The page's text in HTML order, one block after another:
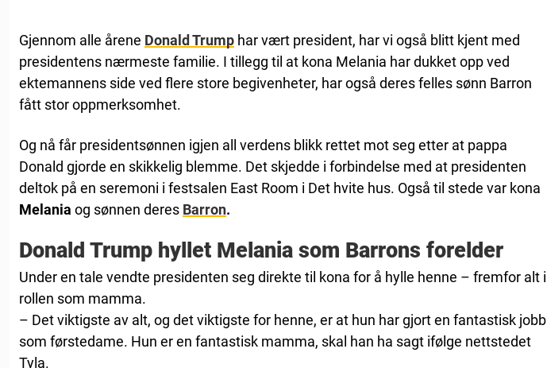
Gjennom alle årene Donald Trump har vært president, har vi også blitt kjent med
presidentens nærmeste familie. I tillegg til at kona Melania har dukket opp ved
ektemannens side ved flere store begivenheter, har også deres felles sønn Barron
fått stor oppmerksomhet.
Og nå får presidentsønnen igjen all verdens blikk rettet mot seg etter at pappa
Donald gjorde en skikkelig blemme. Det skjedde i forbindelse med at presidenten
deltok på en seremoni i festsalen East Room i Det hvite hus. Også til stede var kona
Melania og sønnen deres Barron.
Donald Trump hyllet Melania som Barrons forelder
Under en tale vendte presidenten seg direkte til kona for å hylle henne – fremfor alt i
rollen som mamma.
– Det viktigste av alt, og det viktigste for henne, er at hun har gjort en fantastisk jobb
som førstedame. Hun er en fantastisk mamma, skal han ha sagt ifølge nettstedet
Tyla.